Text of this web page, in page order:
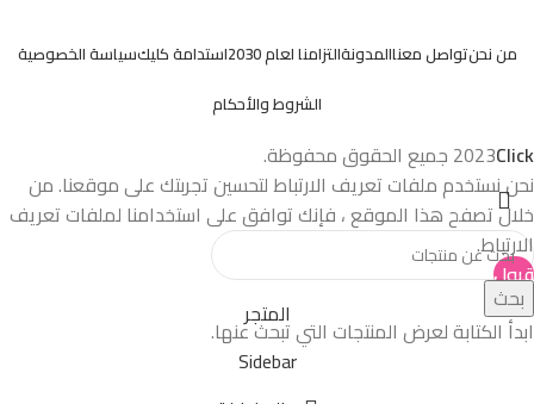
من نحنتواصل معناالمدونةالتزامنا لعام 2030 استدامة كليكسياسة الخصوصية
الشروط والأحكام
2023Click جميع الحقوق محفوظة.
بحث
ابدأ الكتابة لعرض المنتجات التي تبحث عنها.
نحن نستخدم ملفات تعريف الارتباط لتحسين تجربتك على موقعنا. من
خلال تصفح هذا الموقع ، فإنك توافق على استخدامنا لملفات تعريف
الارتباط.
قبول
المتجر
Sidebar